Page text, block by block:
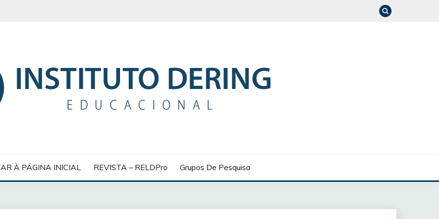
À PÁGINA INICIAL REVISTA – RELDPro Grupos De Pesquisa